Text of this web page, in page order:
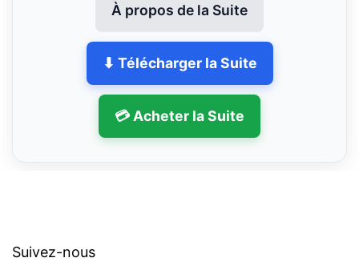
À propos de la Suite
⬇ Télécharger la Suite
💳 Acheter la Suite
Suivez-nous